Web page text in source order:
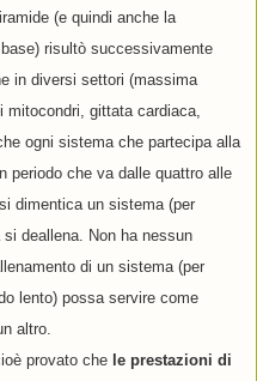
(e quindi anche la
risultò successivamente
in diversi settori (massima
mitocondri, gittata cardiaca,
ogni sistema che partecipa alla
periodo che va dalle quattro alle
dimentica un sistema (per
deallena. Non ha nessun
di un sistema (per
lento) possa servire come
altro.
provato che le prestazioni di